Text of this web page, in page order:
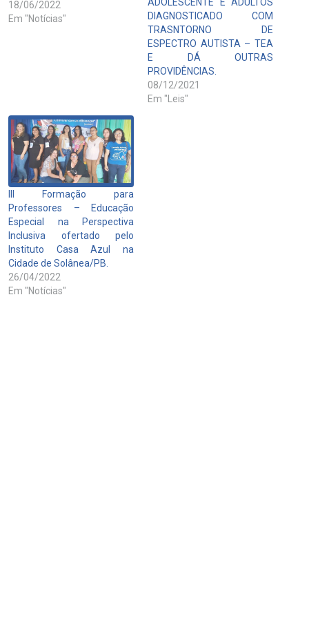
18/06/2022
Em "Notícias"
DIAGNOSTICADO COM
TRASNTORNO DE
ESPECTRO AUTISTA – TEA
E DÁ OUTRAS
PROVIDÊNCIAS.
08/12/2021
Em "Leis"
III Formação para
Professores – Educação
Especial na Perspectiva
Inclusiva ofertado pelo
Instituto Casa Azul na
Cidade de Solânea/PB.
26/04/2022
Em "Notícias"